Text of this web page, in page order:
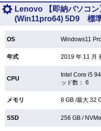
Lenovo 【即納パソコ
(Win11pro64) 5D9 標
OS Windows11
年式 2019 年 11 月
CPU
Intel Core i5
ッド数： 6
メモリ 8 GB /最大 32
SSD 256 GB /